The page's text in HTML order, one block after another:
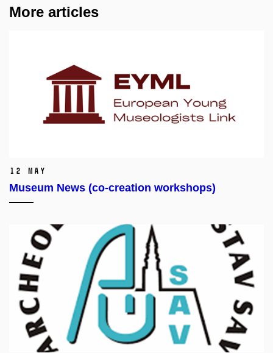
More articles
12 May
Museum News (co-creation workshops)